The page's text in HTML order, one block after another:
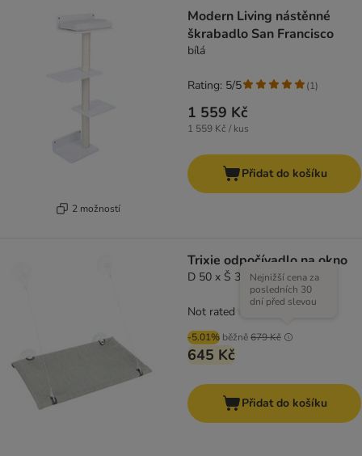
2 možností
Modern Living nástěnné
škrabadlo San Francisco
bílá
1 559 Kč
1 559 Kč / kus
Rating: 5/5 (1)
Přidat do košíku
Trixie odpočívadlo na okno
D 50 x Š 30 cm
-5.01% běžně679 Kč
Nejnižší cena za
posledních 30
dní před slevou
645 Kč
Not rated
Přidat do košíku